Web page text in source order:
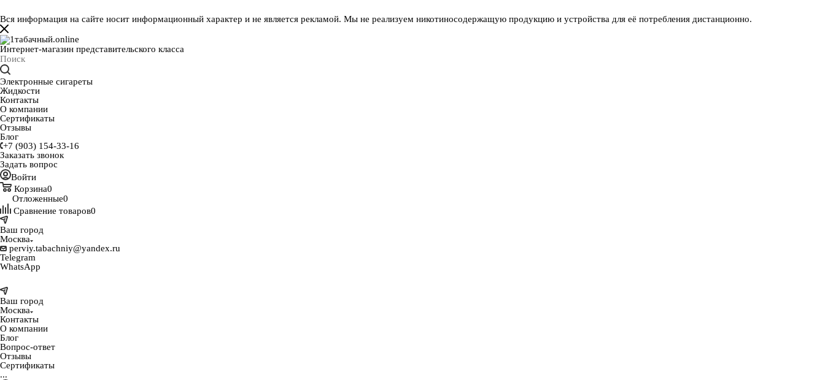
Вся информация на сайте носит информационный характер и не является рекламой. Мы не реализуем никотиносодержащую продукцию и устройства для её потребления дистанционно.
Интернет-магазин представительского класса
Электронные сигареты
Жидкости
Контакты
О компании
Сертификаты
Отзывы
Блог
+7 (903) 154-33-16
Заказать звонок
Задать вопрос
Войти
Корзина0
Отложенные0
Сравнение товаров0
Ваш город
Москва
perviy.tabachniy@yandex.ru
Telegram
WhatsApp
Ваш город
Москва
Контакты
О компании
Блог
Вопрос-ответ
Отзывы
Сертификаты
...